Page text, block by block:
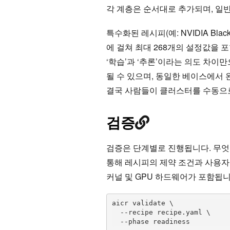
각 계층은 순서대로 추가되며, 일
특수화된 레시피(예: NVIDIA
에 걸쳐 최대 268개의 설정값을
‘학습’과 ‘추론’이라는 의도 차
될 수 있으며, 동일한 베이스에서
결국 사람들이 클러스터를 수동
검증
검증은 단계별로 진행됩니다. 무
통해 레시피의 제약 조건과 사용
커널 및 GPU 하드웨어가 포함됩
aicr validate \
  --phase readiness